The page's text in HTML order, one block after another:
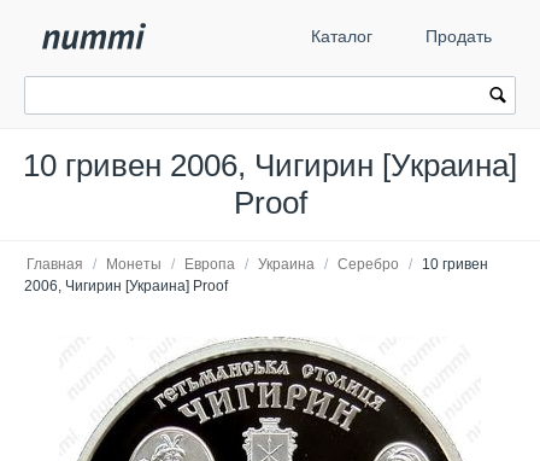
Каталог Продать
10 гривен 2006, Чигирин [Украина]
Proof
Главная / Монеты / Европа / Украина / Серебро /
10 гривен
2006, Чигирин [Украина] Proof